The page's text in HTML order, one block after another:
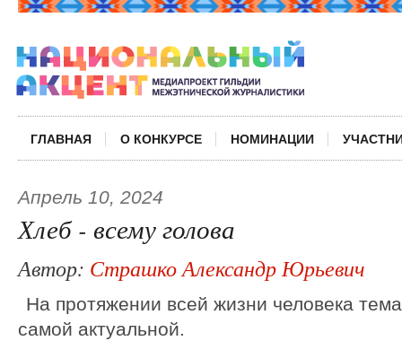
ГЛАВНАЯ О КОНКУРСЕ НОМИНАЦИИ
Апрель 10, 2024
Хлеб - всему голова
Автор: Страшко Александр Юрьевич
На протяжении всей жизни человека
самой актуальной.